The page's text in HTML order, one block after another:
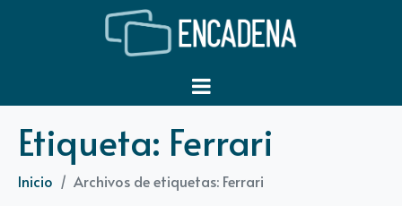
Etiqueta: Ferrari
Inicio Archivos de etiquetas: Ferrari